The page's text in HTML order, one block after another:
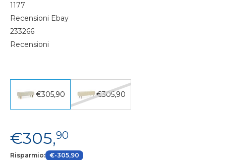
1177
Recensioni Ebay
233266
Recensioni
€305,90 €305,90
€305,90
Risparmio: €-305,90